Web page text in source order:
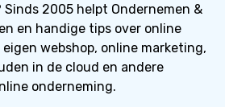
Sinds 2005 helpt Ondernemen &
en handige tips over online
webshop, online marketing,
in de cloud en andere
onderneming.